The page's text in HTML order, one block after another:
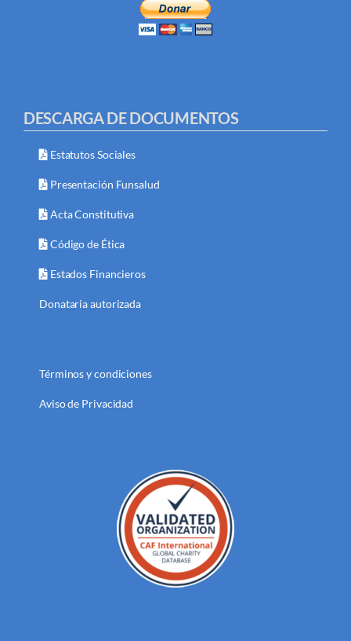
DESCARGA DE DOCUMENTOS
Estatutos Sociales
Presentación Funsalud
Acta Constitutiva
Código de Ética
Estados Financieros
Donataria autorizada
Términos y condiciones
Aviso de Privacidad